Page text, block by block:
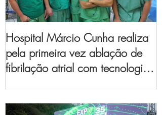
Hospital Márcio Cunha realiza
pela primeira vez ablação de
fibrilação atrial com tecnologia